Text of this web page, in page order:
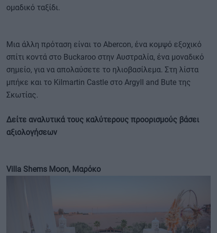
ομαδικό ταξίδι.
Μια άλλη πρόταση είναι το Abercon, ένα κομψό εξοχικό
σπίτι κοντά στο Buckaroo στην Αυστραλία, ένα μοναδικό
σημείο, για να απολαύσετε το ηλιοβασίλεμα. Στη λίστα
μπήκε και το Kilmartin Castle στο Argyll and Bute της
Σκωτίας.
Δείτε αναλυτικά τους καλύτερους προορισμούς βάσει
αξιολογήσεων
Villa Shems Moon, Μαρόκο